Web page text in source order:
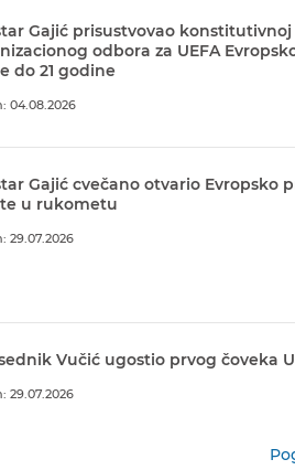
Gajić prisustvovao konstitutivnoj
odbora za UEFA
do 21 godine
04.08.2026
Gajić cvečano otvario Evropsko
u rukometu
29.07.2026
Vučić ugostio prvog čoveka
29.07.2026